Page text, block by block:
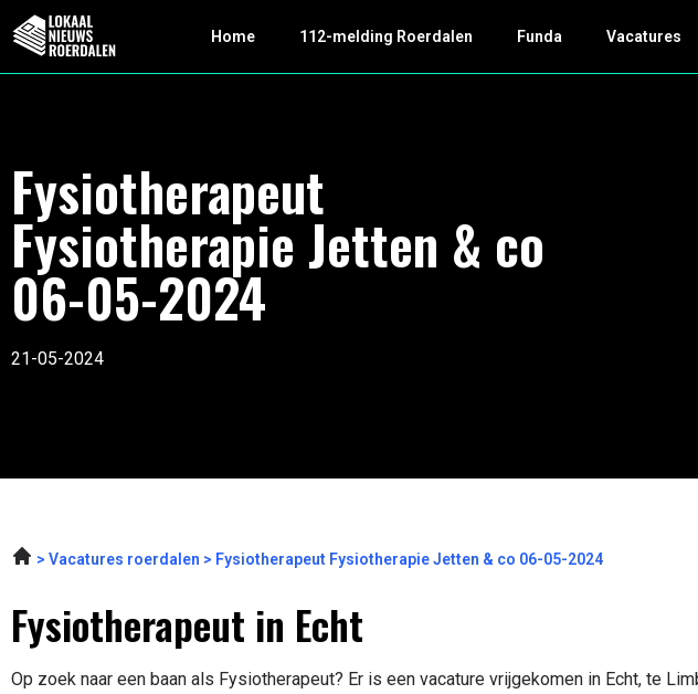
Home 112-melding Roerdalen Funda Vacatures
Fysiotherapeut
Fysiotherapie Jetten & co
06-05-2024
21-05-2024
Vacatures roerdalen Fysiotherapeut Fysiotherapie Jetten & co 06-05-2024
Fysiotherapeut in Echt
Op zoek naar een baan als Fysiotherapeut? Er is een vacature vrijgekomen in Echt, te